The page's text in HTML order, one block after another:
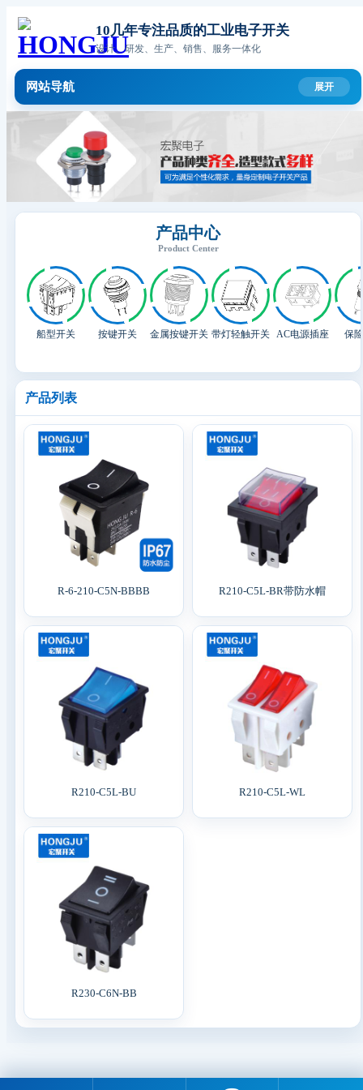
10几年专注品质的工业电子开关
设计、研发、生产、销售、服务一体化
网站导航
产品中心
Product Center
船型开关 按键开关 金属按键开关 带灯轻触开关 AC电源插座 保
产品列表
R-6-210-C5N-BBBB R210-C5L-BR带防水帽
R210-C5L-BU R210-C5L-WL
R230-C6N-BB